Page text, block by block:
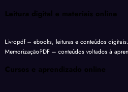
Leitura digital e materiais online
Livropdf– ebooks, leituras e conteúdos digitais.
MemorizaçãoPDF – conteúdos voltados à
Cursos e aprendizado online